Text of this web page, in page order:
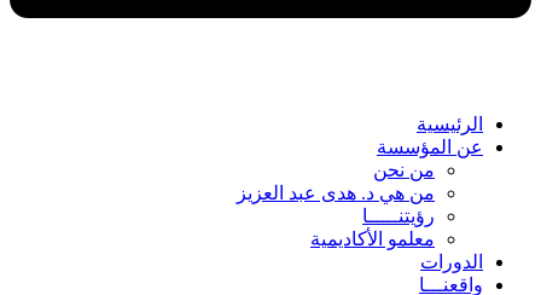
الرئيسية
عن المؤسسة
من نحن
من هي د. هدى عبد العزيز
رؤيتنـــــا
معلمو الأكاديمية
الدورات
واقعنـــا